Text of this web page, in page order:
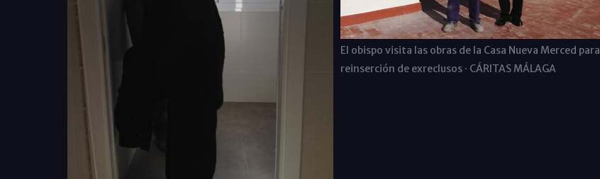
El obispo visita las obras de la Casa Nueva Merced para
reinserción de exreclusos · CÁRITAS MÁLAGA